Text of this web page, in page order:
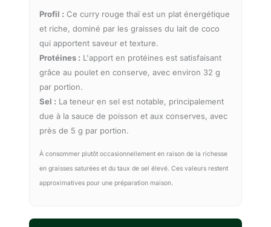
Profil : Ce curry rouge thaï est un plat énergétique
et riche, dominé par les graisses du lait de coco
qui apportent saveur et texture.
Protéines : L'apport en protéines est satisfaisant
grâce au poulet en conserve, avec environ 32 g
par portion.
Sel : La teneur en sel est notable, principalement
due à la sauce de poisson et aux conserves, avec
près de 5 g par portion.
À consommer plutôt occasionnellement en raison de la richesse
en graisses saturées et du taux de sel élevé. Ces valeurs restent
approximatives pour une préparation maison.